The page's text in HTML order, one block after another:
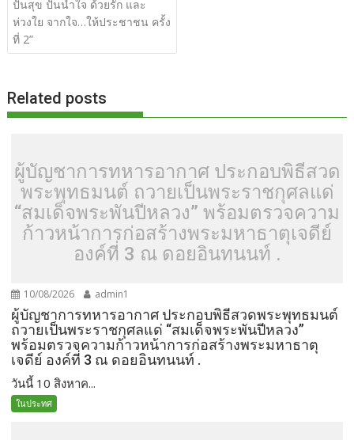
o
o
t er
ปันสุข ปันน้ำใจ ด้วยรัก และ
ห่วงใย จากใจ…ให้ประชาชน ครั้ง
ที่ 2”
Related posts
ผู้บัญชาการทหารอากาศ ประกอบพิธีสวด
พระพุทธมนต์ ถวายเป็นพระราชกุศลแด่
“สมเด็จพระพันปีหลวง” พร้อมตรวจความ
ก้าวหน้าการก่อสร้างพระมหาธาตุเจดีย์
องค์ที่ 3 ณ ดอยอินทนนท์ .
10/08/2026 admin1
ผู้บัญชาการทหารอากาศ ประกอบพิธีสวดพระพุทธมนต์
ถวายเป็นพระราชกุศลแด่ “สมเด็จพระพันปีหลวง”
พร้อมตรวจความก้าวหน้าการก่อสร้างพระมหาธาตุ
เจดีย์ องค์ที่ 3 ณ ดอยอินทนนท์ .
วันนี้ 10 สิงหาค...
ในประทศ